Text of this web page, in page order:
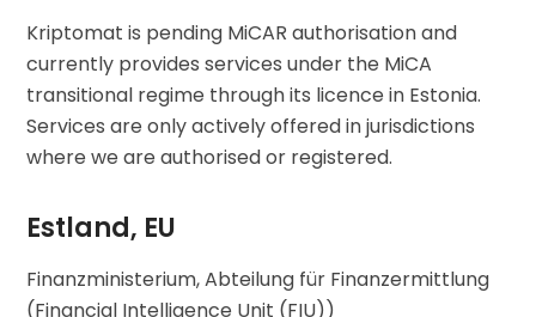
Kriptomat is pending MiCAR authorisation and
currently provides services under the MiCA
transitional regime through its licence in Estonia.
Services are only actively offered in jurisdictions
where we are authorised or registered.
Estland, EU
Finanzministerium, Abteilung für Finanzermittlung
(Financial Intelligence Unit (FIU))